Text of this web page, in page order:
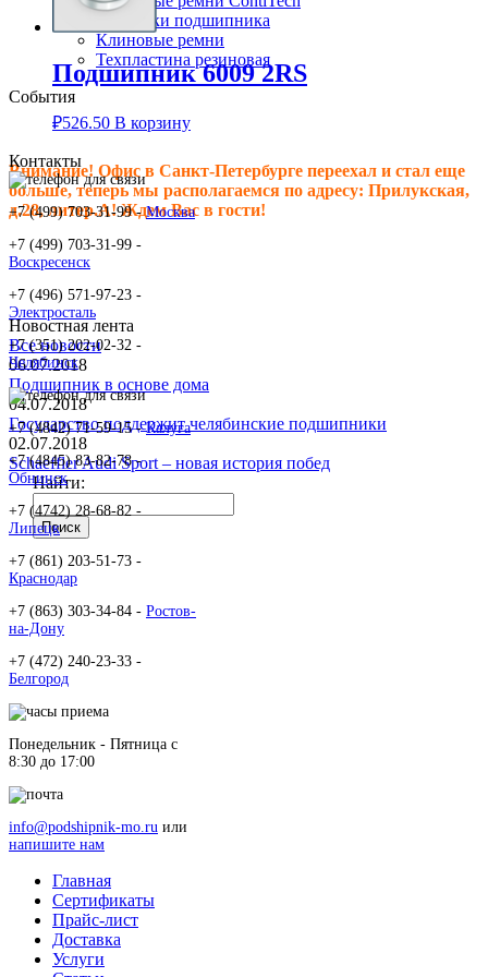
Сальники подшипника
Клиновые ремни
Техпластина резиновая
События
Внимание! Офис в Санкт-Петербурге переехал и стал еще
больше, теперь мы располагаемся по адресу: Прилукская,
д.28, литер.А! Ждем Вас в гости!
Новостная лента
Все новости
06.07.2018
Подшипник в основе дома
04.07.2018
Государство поддержит челябинские подшипники
02.07.2018
Schaeffler Audi Sport – новая история побед
Найти:
Подшипник 6009 2RS
₽526.50 В корзину
Контакты
+7 (499) 703-31-99 -Москва
+7 (499) 703-31-99 -
Воскресенск
+7 (496) 571-97-23 -
Электросталь
+7 (351) 202-02-32 -
Челябинск
+7 (4842) 71-59-15 -Калуга
+7 (4845) 83-82-78 -
Обнинск
+7 (4742) 28-68-82 -
Липецк
+7 (861) 203-51-73 -
Краснодар
+7 (863) 303-34-84 - Ростов-
на-Дону
+7 (472) 240-23-33 -
Белгород
Понедельник - Пятница c
8:30 до 17:00
info@podshipnik-mo.ru или
напишите нам
Главная
Сертификаты
Прайс-лист
Доставка
Услуги